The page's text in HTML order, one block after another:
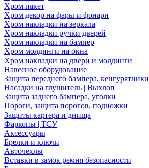
Хром пакет
Хром декор на фары и фонари
Хром накладки на зеркала
Хром накладки ручки дверей
Хром накладки на бампер
Хром молдинги на окна
Хром накладки на двери и молдинги
Навесное оборудование
Защита переднего бампера, кенгурятники
Насадки на глушитель | Выхлоп
Защита заднего бампера, уголки
Пороги, защита порогов, подножки
Защиты картера и днища
Фаркопы | ТСУ
Аксессуары
Брелки и ключи
Авточехлы
Вставки в замок ремня безопасности